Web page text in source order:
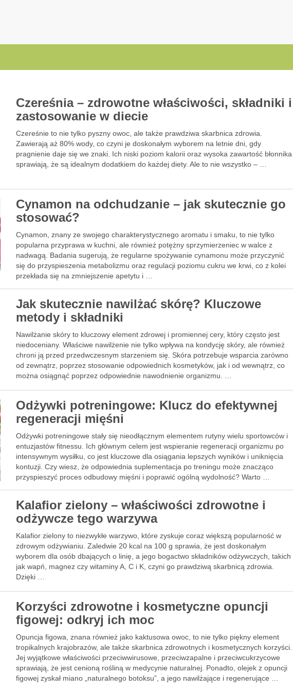
Czereśnia – zdrowotne właściwości, składniki i
zastosowanie w diecie
Czereśnie to nie tylko pyszny owoc, ale także prawdziwa skarbnica zdrowia.
Zawierają aż 80% wody, co czyni je doskonałym wyborem na letnie dni, gdy
pragnienie daje się we znaki. Ich niski poziom kalorii oraz wysoka zawartość błonnika
sprawiają, że są idealnym dodatkiem do każdej diety. Ale to nie wszystko – …
Cynamon na odchudzanie – jak skutecznie go
stosować?
Cynamon, znany ze swojego charakterystycznego aromatu i smaku, to nie tylko
popularna przyprawa w kuchni, ale również potężny sprzymierzeniec w walce z
nadwagą. Badania sugerują, że regularne spożywanie cynamonu może przyczynić
się do przyspieszenia metabolizmu oraz regulacji poziomu cukru we krwi, co z kolei
przekłada się na zmniejszenie apetytu i …
Jak skutecznie nawilżać skórę? Kluczowe
metody i składniki
Nawilżanie skóry to kluczowy element zdrowej i promiennej cery, który często jest
niedoceniany. Właściwe nawilżenie nie tylko wpływa na kondycję skóry, ale również
chroni ją przed przedwczesnym starzeniem się. Skóra potrzebuje wsparcia zarówno
od zewnątrz, poprzez stosowanie odpowiednich kosmetyków, jak i od wewnątrz, co
można osiągnąć poprzez odpowiednie nawodnienie organizmu. …
Odżywki potreningowe: Klucz do efektywnej
regeneracji mięśni
Odżywki potreningowe stały się nieodłącznym elementem rutyny wielu sportowców i
entuzjastów fitnessu. Ich głównym celem jest wspieranie regeneracji organizmu po
intensywnym wysiłku, co jest kluczowe dla osiągania lepszych wyników i uniknięcia
kontuzji. Czy wiesz, że odpowiednia suplementacja po treningu może znacząco
przyspieszyć proces odbudowy mięśni i poprawić ogólną wydolność? Warto …
Kalafior zielony – właściwości zdrowotne i
odżywcze tego warzywa
Kalafior zielony to niezwykłe warzywo, które zyskuje coraz większą popularność w
zdrowym odżywianiu. Zaledwie 20 kcal na 100 g sprawia, że jest doskonałym
wyborem dla osób dbających o linię, a jego bogactwo składników odżywczych, takich
jak wapń, magnez czy witaminy A, C i K, czyni go prawdziwą skarbnicą zdrowia.
Dzięki …
Korzyści zdrowotne i kosmetyczne opuncji
figowej: odkryj ich moc
Opuncja figowa, znana również jako kaktusowa owoc, to nie tylko piękny element
tropikalnych krajobrazów, ale także skarbnica zdrowotnych i kosmetycznych korzyści.
Jej wyjątkowe właściwości przeciwwirusowe, przeciwzapalne i przeciwcukrzycowe
sprawiają, że jest cenioną rośliną w medycynie naturalnej. Ponadto, olejek z opuncji
figowej zyskał miano „naturalnego botoksu”, a jego nawilżające i regenerujące …